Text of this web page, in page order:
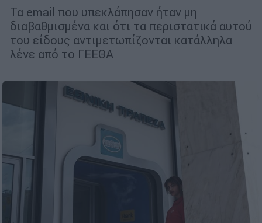
Τα email που υπεκλάπησαν ήταν μη
διαβαθμισμένα και ότι τα περιστατικά αυτού
του είδους αντιμετωπίζονται κατάλληλα
λένε από το ΓΕΕΘΑ